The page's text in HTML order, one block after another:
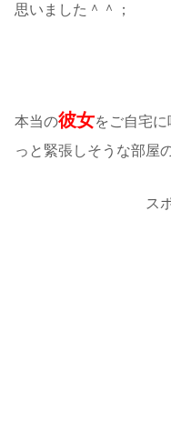
思いました＾＾；
本当の彼女をご自宅
っと緊張しそうな部屋
ス